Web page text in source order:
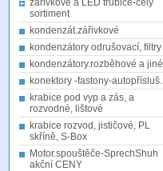
zářivkové a LED trubice-celý
sortiment
kondenzát.zářivkové
kondenzátory odrušovací, filtry
kondenzátory.rozběhové a jiné
konektory -fastony-autopřísluš.
krabice pod vyp a zás, a
rozvodné, lištové
krabice rozvod, jističové, PL
skříně, S-Box
Motor.spouštěče-SprechShuh
akční CENY